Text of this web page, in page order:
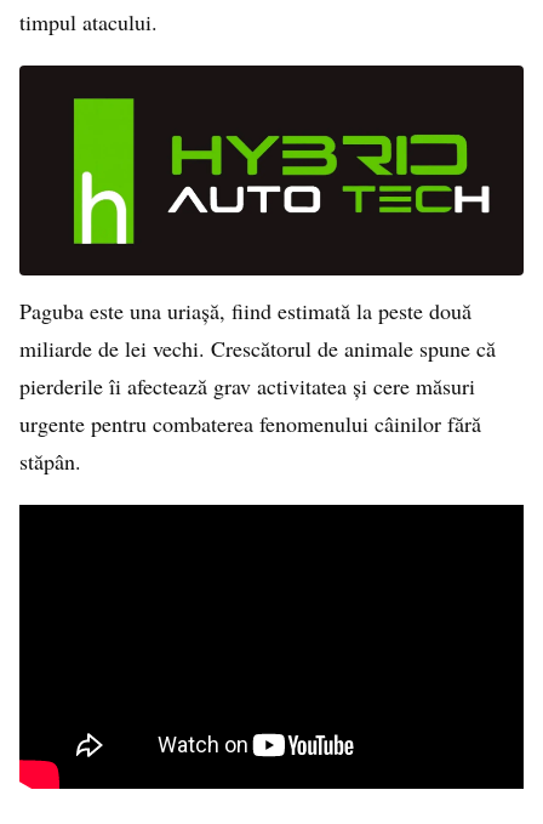
timpul atacului.
Paguba este una uriașă, fiind estimată la peste două
miliarde de lei vechi. Crescătorul de animale spune că
pierderile îi afectează grav activitatea și cere măsuri
urgente pentru combaterea fenomenului câinilor fără
stăpân.